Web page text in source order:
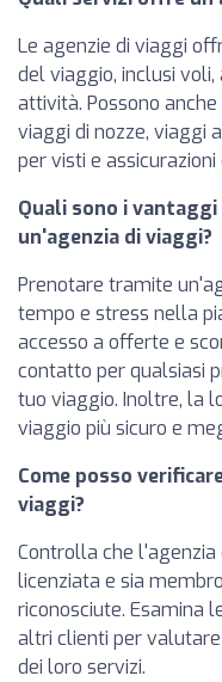
Le agenzie di viaggi
del viaggio, inclusi
attività. Possono
viaggi di nozze, viaggi
per visti e assicurazioni
Quali sono i
un'agenzia di viaggi?
Prenotare tramite
tempo e stress nella
accesso a offerte e
contatto per qualsiasi
tuo viaggio. Inoltre, la
viaggio più sicuro e
Come posso
viaggi?
Controlla che
licenziata e sia
riconosciute. Esamina
altri clienti per
dei loro servizi.